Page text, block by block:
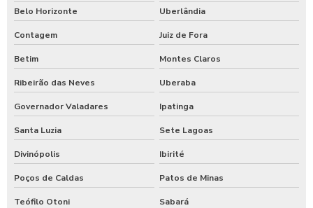
Belo Horizonte
Uberlândia
Contagem Juiz de Fora
Betim Montes Claros
Ribeirão das Neves Uberaba
Governador Valadares Ipatinga
Santa Luzia Sete Lagoas
Divinópolis Ibirité
Poços de Caldas Patos de Minas
Teófilo Otoni Sabará